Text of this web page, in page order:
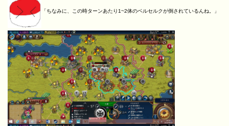
「ちなみに、この時ターンあたり1~2体のベルセルクが倒されているんね。」